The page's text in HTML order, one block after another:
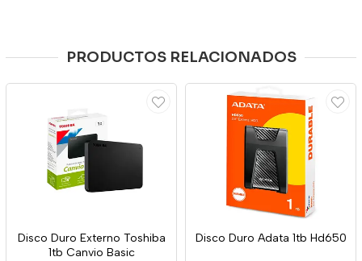
PRODUCTOS RELACIONADOS
Disco Duro Externo Toshiba
1tb Canvio Basic
Disco Duro Adata 1tb Hd650